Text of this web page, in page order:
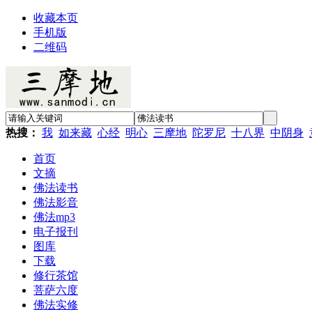
收藏本页
手机版
二维码
热搜： 我 如来藏 心经 明心 三摩地 陀罗尼 十八界 中阴身
首页
文摘
佛法读书
佛法影音
佛法mp3
电子报刊
图库
下载
修行茶馆
菩萨六度
佛法实修